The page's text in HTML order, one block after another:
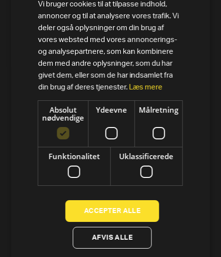
PRODUKTER
Alle varer
Løbebånd
Motionscykler
Crosstrainer og elliptical
Romaskine
Technogym-app
Technogym Preowned
Vi bruger cookies til at tilpasse indhold,
annoncer og til at analysere vores trafik. Vi
deler også oplysninger om din brug af
vores websted med vores annoncerings-
og analysepartnere, som kan kombinere
dem med andre oplysninger, som du har
givet dem, eller som de har indsamlet fra
din brug af deres tjenester.
Læs mere
Absolut
nødvendige
Ydeevne Målretning
Funktionalitet Uklassificerede
ACCEPTER ALLE
AFVIS ALLE